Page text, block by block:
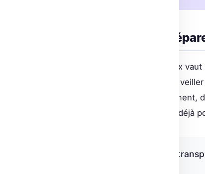
Les étapes pour se
Pour rester dans les clous, mieux
de documentation rigoureuse et
identifiée clairement. Heureusement,
modèles Hugging Face existent déjà
« Le respect des règles de